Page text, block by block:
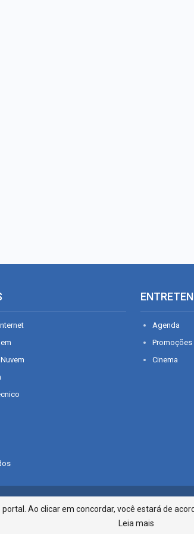
Agenda
Promoções
Cinema
Infonet -
Ao clicar em concordar, você estará de
Leia mais